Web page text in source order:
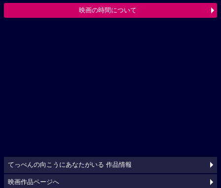
映画の時間について
てっぺんの向こうにあなたがいる 作品情報
映画作品ページへ